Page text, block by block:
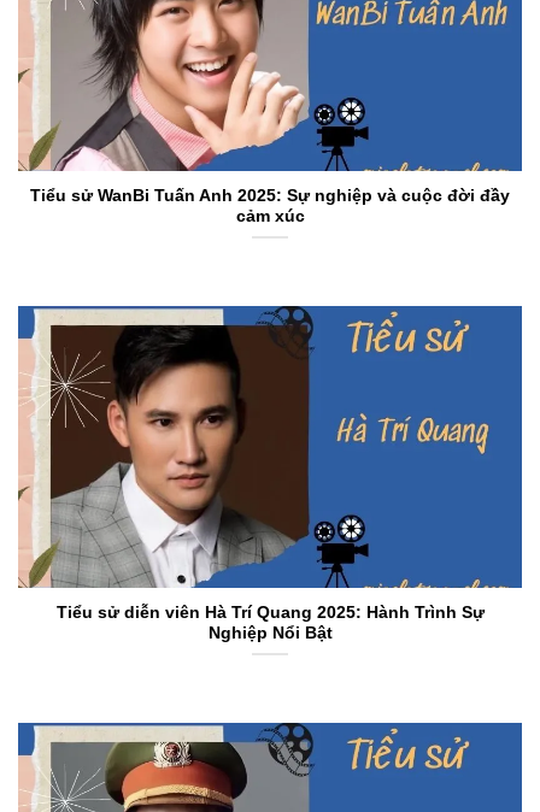
Tiểu sử WanBi Tuấn Anh 2025: Sự nghiệp và cuộc đời đầy
cảm xúc
Tiểu sử diễn viên Hà Trí Quang 2025: Hành Trình Sự
Nghiệp Nổi Bật